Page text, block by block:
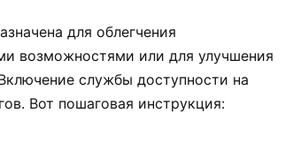
для облегчения
возможностями или для улучшения
службы доступности на
Вот пошаговая инструкция: